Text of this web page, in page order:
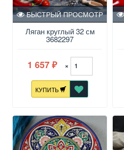
Ляган круглый 32 см
3682297
БЫСТРЫЙ ПРОСМОТР
1 657 ₽ ×
КУПИТЬ